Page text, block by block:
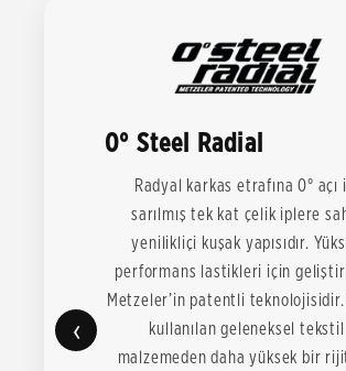
‹
0° Steel Radial
Radyal karkas etrafına 0° açı
sarılmış tek kat çelik iplere
yenilikliçi kuşak yapısıdır.
performans lastikleri için
Metzeler’in patentli teknolojisidir.
kullanılan geleneksel tekstil
malzemeden daha yüksek bir